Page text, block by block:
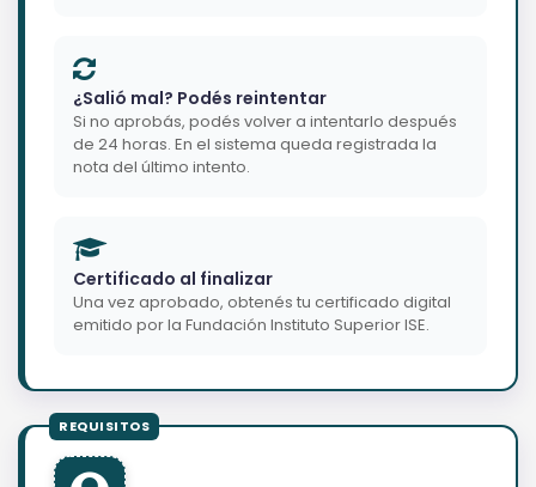
¿Salió mal? Podés reintentar
Si no aprobás, podés volver a intentarlo después
de 24 horas. En el sistema queda registrada la
nota del último intento.
Certificado al finalizar
Una vez aprobado, obtenés tu certificado digital
emitido por la Fundación Instituto Superior ISE.